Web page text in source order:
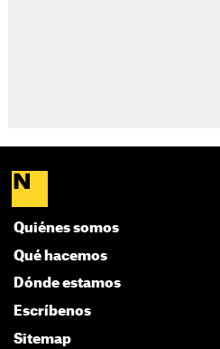
Quiénes somos
Qué hacemos
Dónde estamos
Escríbenos
Sitemap